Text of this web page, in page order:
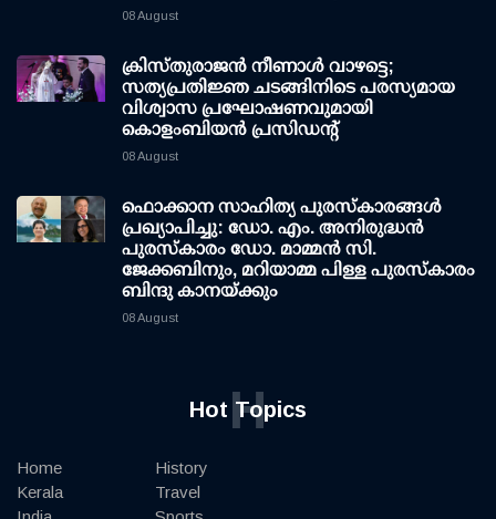
08 August
ക്രിസ്തുരാജൻ നീണാൾ വാഴട്ടെ;
സത്യപ്രതിജ്ഞ ചടങ്ങിനിടെ പരസ്യമായ
വിശ്വാസ പ്രഘോഷണവുമായി
കൊളംബിയൻ പ്രസിഡന്റ്
08 August
ഫൊക്കാന സാഹിത്യ പുരസ്‌കാരങ്ങള്‍
പ്രഖ്യാപിച്ചു: ഡോ. എം. അനിരുദ്ധന്‍
പുരസ്‌കാരം ഡോ. മാമ്മന്‍ സി.
ജേക്കബിനും, മറിയാമ്മ പിള്ള പുരസ്‌കാരം
ബിന്ദു കാനയ്ക്കും
08 August
Hot Topics
H
Home
Kerala
History
Travel